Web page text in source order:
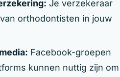
Je verzekeraar
orthodontisten in jouw
Facebook-groepen
kunnen nuttig zijn om